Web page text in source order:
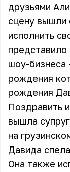
друзьями
сцену вышли
исполнить
шоу-бизнеса
рождения
рождения
Поздравить
вышла
на
Давида
Она также